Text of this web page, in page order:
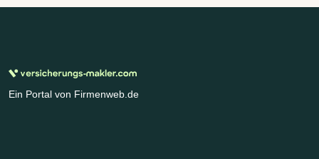
Ein Portal von Firmenweb.de